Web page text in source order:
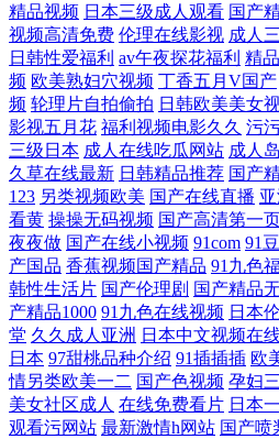
精品视频 日本三级成人观看 国产
视频高清免费 伦理在线影视 成人
日韩性爱福利 av午夜探花福利 精
频 欧美熟妇穴视频 丁香五月V国产
频 轮理片自拍偷拍 日韩欧美美女
影视五月花 福利视频电影久久 污
三级日本 成人在线吃瓜网站 成人
久草在线最新 日韩精品推荐 国产
123 另类视频欧美 国产在线直播
看黄 操操无码视频 国产高清第一
夜夜做 国产在线小视频 91com 91
产国品 香蕉视频国产精品 91九色
韩性生活片 国产伦理剧 国产精品
产精品1000 91九色在线视频 日本
堂 久久成人亚洲 日本中文视频在
日本 97甜桃品种介绍 91插插插 欧
情另类欧美一二 国产色视频 孕妇
美女社区成人 在线免费看片 日本
观看污网站 最新激情h网站 国产喷